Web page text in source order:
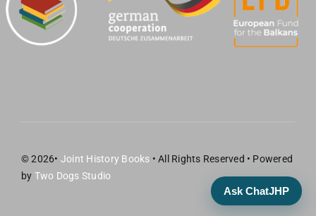
© 2026• Joint History Books • All Rights Reserved • Powered
by Two Dogs Studio
Ask ChatJHP